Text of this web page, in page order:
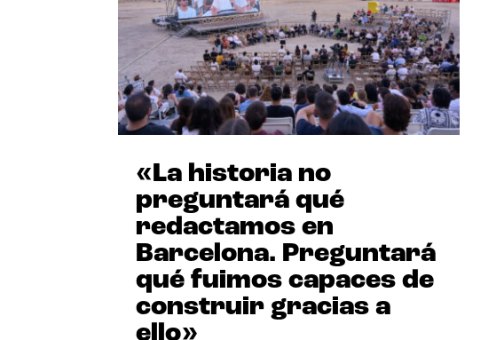
«La historia no
preguntará qué
redactamos en
Barcelona. Preguntará
qué fuimos capaces de
construir gracias a
ello»